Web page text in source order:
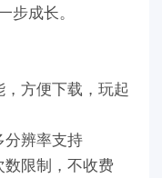
步成长。
方便下载，玩起
辨率支持
限制，不收费